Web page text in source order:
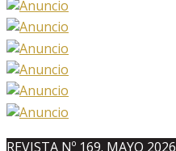
REVISTA Nº 169. MAYO 2026